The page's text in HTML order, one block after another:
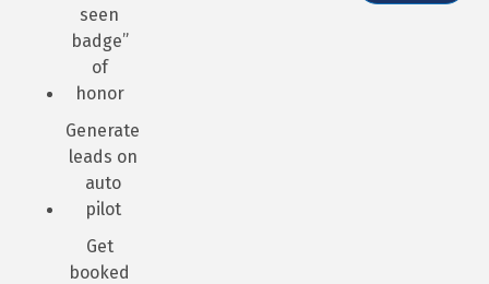
seen
badge”
of
honor
Generate
leads on
auto
pilot
Get
booked